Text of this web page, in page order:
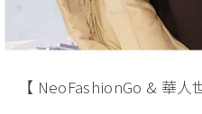
【 NeoFashionGo & 華人